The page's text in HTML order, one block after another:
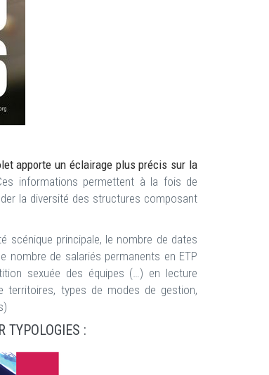
apporte un éclairage plus précis sur la
informations permettent à la fois de
la diversité des structures composant
scénique principale, le nombre de dates
nombre de salariés permanents en ETP
sexuée des équipes (…) en lecture
territoires, types de modes de gestion,
TYPOLOGIES :